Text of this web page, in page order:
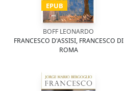
EPUB
BOFF LEONARDO
FRANCESCO D'ASSISI, FRANCESCO DI
ROMA